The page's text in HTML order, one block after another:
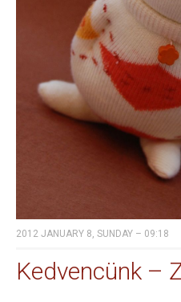
2012 JANUARY 8, SUNDAY – 09:18
Kedvencünk –